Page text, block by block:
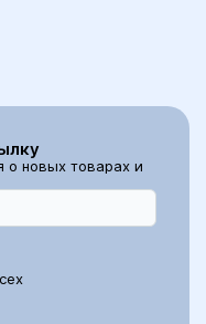
о новых товарах и